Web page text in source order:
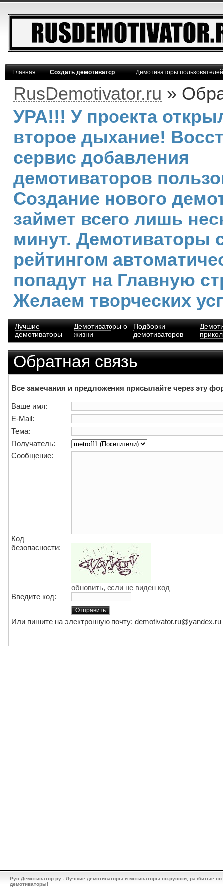
Главная Создать демотиватор Демотиваторы
RusDemotivator.ru »
УРА!!! У проекта
второе дыхание!
сервис добавления
демотиваторов
Создание нового
займет всего лишь
минут. Демотиваторы
рейтингом
попадут на Главную
Желаем творческих
Лучшие
демотиваторы
Демотиваторы о
жизни
Подборки
демотиваторов
Обратная связь
Все замечания и предложения присылайте через эту
Ваше имя:
E-Mail:
Тема:
Получатель:
Сообщение:
Код
безопасности:
обновить, если не виден код
Введите код:
Или пишите на электронную почту: demotivator.ru@yandex.ru
Рус Демотиватор.ру - Лучшие демотиваторы и мотиваторы по-русски, разбитые
демотиваторы!